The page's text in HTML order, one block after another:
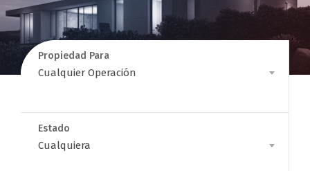
Propiedad Para
Cualquier Operación
Propiedad
Para
Estado
Cualquiera
Estado